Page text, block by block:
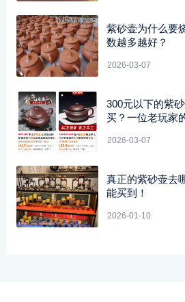
紫砂壶为什么要
数越多越好？
2026-03-07
300元以下的紫
买？一位老玩家
2026-03-07
真正的紫砂壶去
能买到！
2026-01-10